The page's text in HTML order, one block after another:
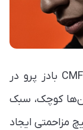
راحتی این ایربادهای هندزفری بلوتوثی CMF بادز پرو در
کوچک، سبک
مزاحمتی ایجاد